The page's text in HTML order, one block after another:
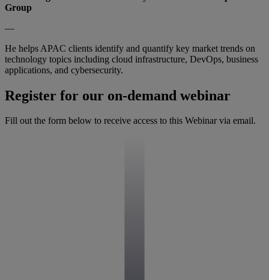
Group
—
He helps APAC clients identify and quantify key market trends on
technology topics including cloud infrastructure, DevOps, business
applications, and cybersecurity.
Register for our on-demand webinar
Fill out the form below to receive access to this Webinar via email.